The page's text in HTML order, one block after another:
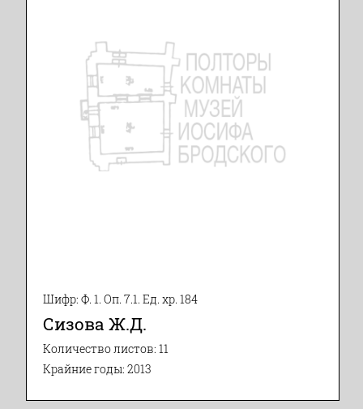
Шифр: Ф. 1. Оп. 7.1. Ед. хр. 184
Сизова Ж.Д.
Количество листов: 11
Крайние годы: 2013